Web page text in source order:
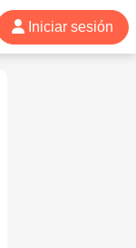
Iniciar sesión